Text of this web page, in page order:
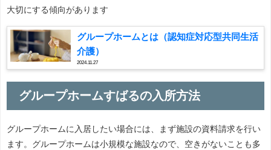
大切にする傾向があります
グループホームとは（認知症対応型共同生活
介護）
2024.11.27
グループホームすばるの入所方法
グループホームに入居したい場合には、まず施設の資料請求を行い
ます。グループホームは小規模な施設なので、空きがないことも多